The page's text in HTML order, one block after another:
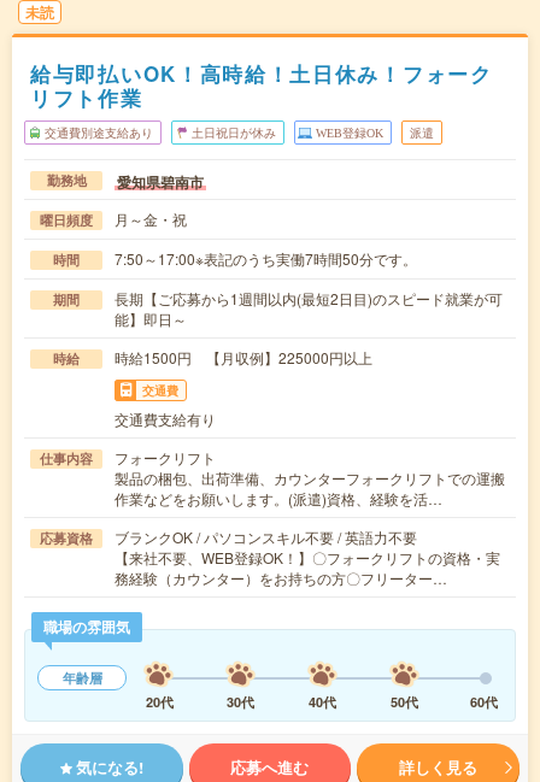
未読
給与即払いOK！高時給！土日休み！フォーク
リフト作業
交通費別途支給あり 土日祝日が休み WEB登録OK 派遣
勤務地 愛知県碧南市
曜日頻度 月～金・祝
時間 7:50～17:00※表記のうち実働7時間50分です。
期間
長期【ご応募から1週間以内(最短2日目)のスピード就業が可
能】即日～
時給 時給1500円 【月収例】225000円以上
交通費
交通費支給有り
仕事内容
フォークリフト
製品の梱包、出荷準備、カウンターフォークリフトでの運搬
作業などをお願いします。(派遣)資格、経験を活…
応募資格
ブランクOK / パソコンスキル不要 / 英語力不要
【来社不要、WEB登録OK！】〇フォークリフトの資格・実
務経験（カウンター）をお持ちの方〇フリーター…
職場の雰囲気
年齢層
20代
30代 40代 50代 60代
気になる! 応募へ進む 詳しく見る